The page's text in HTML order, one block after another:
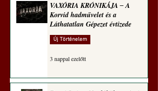
VAXÓRIA KRÓNIKÁJA ‒ A
Korvid hadművelet és a
Láthatatlan Gépezet évtizede
Új Történelem
3 nappal ezelőtt